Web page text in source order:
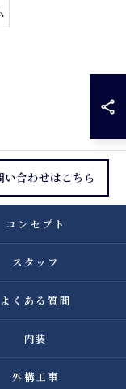
い合わせはこちら
コンセプト
スタッフ
よくある質問
内装
外構工事